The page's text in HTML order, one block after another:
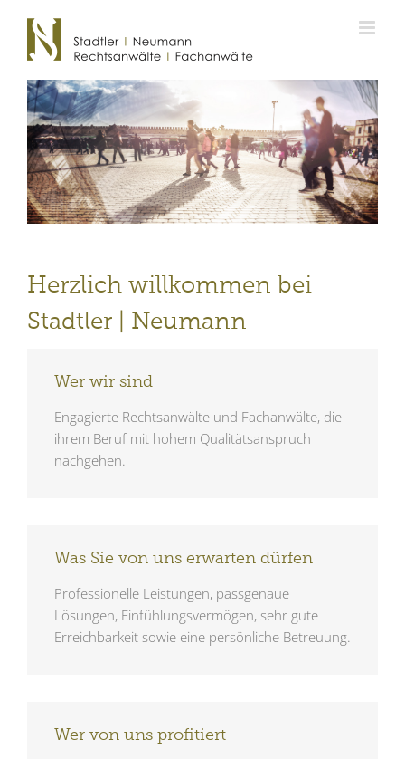
Inhalt
springen
Herzlich willkommen bei
Stadtler | Neumann
Wer wir sind
Engagierte Rechtsanwälte und Fachanwälte, die
ihrem Beruf mit hohem Qualitätsanspruch
nachgehen.
Was Sie von uns erwarten dürfen
Professionelle Leistungen, passgenaue
Lösungen, Einfühlungsvermögen, sehr gute
Erreichbarkeit sowie eine persönliche Betreuung.
Wer von uns profitiert